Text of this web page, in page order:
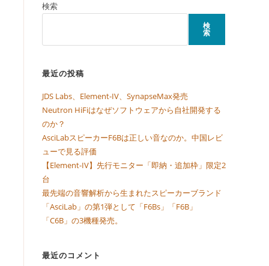
検索
検
索
最近の投稿
JDS Labs、Element-IV、SynapseMax発売
Neutron HiFiはなぜソフトウェアから自社開発する
のか？
AsciLabスピーカーF6Bは正しい音なのか。中国レビ
ューで見る評価
【Element-IV】先行モニター「即納・追加枠」限定2
台
最先端の音響解析から生まれたスピーカーブランド
「AsciLab」の第1弾として「F6Bs」「F6B」
「C6B」の3機種発売。
最近のコメント